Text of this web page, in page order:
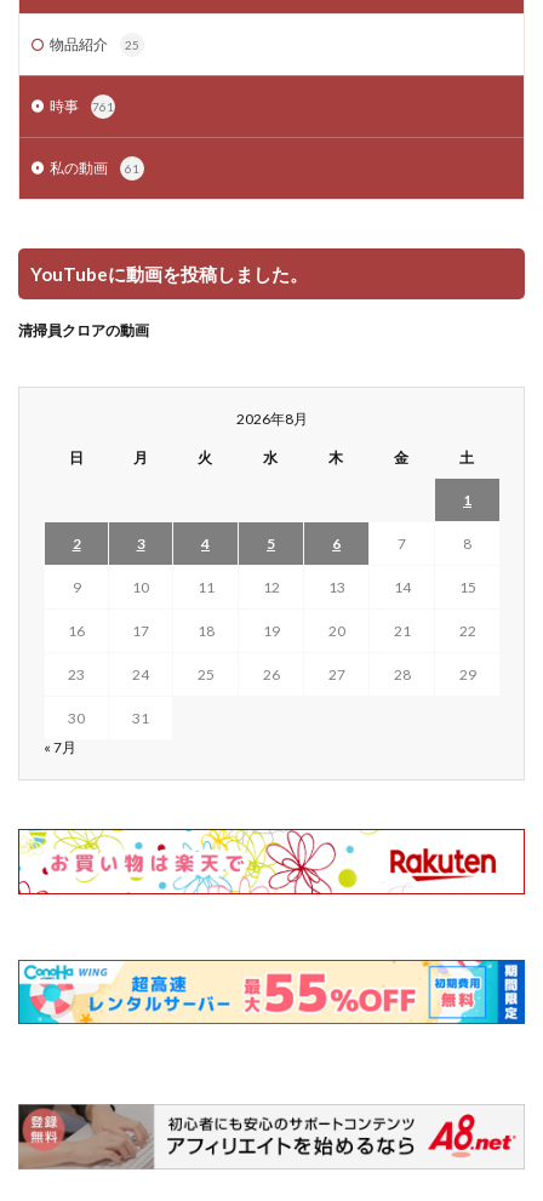
物品紹介 25
時事 761
私の動画 61
YouTubeに動画を投稿しました。
清掃員クロアの動画
2026年8月
日 月 火 水 木 金 土
1
2 3 4 5 6 7 8
9 10 11 12 13 14 15
16 17 18 19 20 21 22
23 24 25 26 27 28 29
30
31
« 7月